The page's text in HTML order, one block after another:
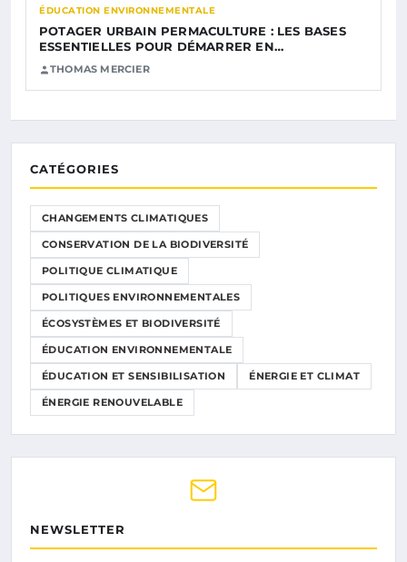
ÉDUCATION ENVIRONNEMENTALE
POTAGER URBAIN PERMACULTURE : LES BASES
ESSENTIELLES POUR DÉMARRER EN…
THOMAS MERCIER
CATÉGORIES
CHANGEMENTS CLIMATIQUES
CONSERVATION DE LA BIODIVERSITÉ
POLITIQUE CLIMATIQUE
POLITIQUES ENVIRONNEMENTALES
ÉCOSYSTÈMES ET BIODIVERSITÉ
ÉDUCATION ENVIRONNEMENTALE
ÉDUCATION ET SENSIBILISATION ÉNERGIE ET CLIMAT
ÉNERGIE RENOUVELABLE
NEWSLETTER